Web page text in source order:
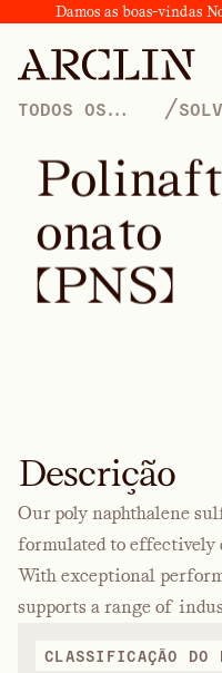
Damos as boas-vindas
TODOS OS
/
Polinaft
onato
(PNS)
Descrição
Our poly naphthalene
formulated to effectively
With exceptional
supports a range of
CLASSIFICAÇÃO DO